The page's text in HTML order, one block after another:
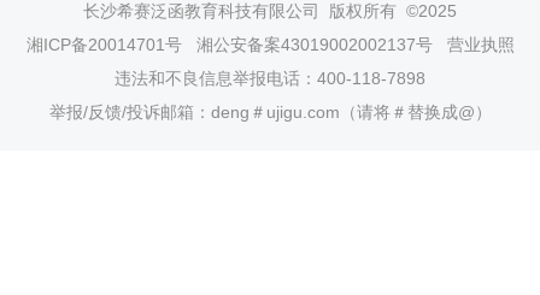
长沙希赛泛函教育科技有限公司
版权所有 ©2025
湘ICP备20014701号
湘公安备案43019002002137号
营业执照
违法和不良信息举报电话：400-118-7898
举报/反馈/投诉邮箱：deng＃ujigu.com（请将＃替换成@）